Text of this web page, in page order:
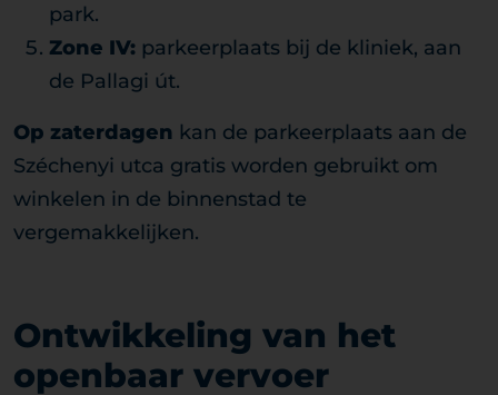
park.
Zone IV: parkeerplaats bij de kliniek, aan
de Pallagi út.
Op zaterdagen kan de parkeerplaats aan de
Széchenyi utca gratis worden gebruikt om
winkelen in de binnenstad te
vergemakkelijken.
Ontwikkeling van het
openbaar vervoer